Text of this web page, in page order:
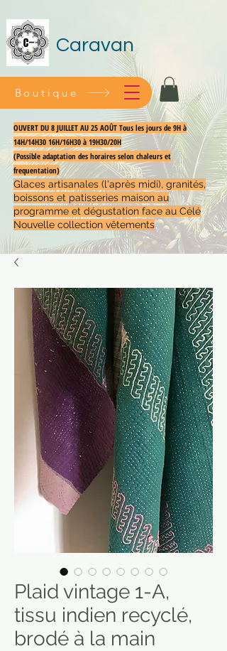
Caravan
OUVERT DU 8 JUILLET AU 25 AOÛT Tous les jours de 9H à
14H/14H30 16H/16H30 à 19H30/20H
(Possible adaptation des horaires selon chaleurs et
frequentation)
Glaces artisanales (l'après midi), granités,
boissons et patisseries maison au
programme et dégustation face au Célé
Nouvelle collection vêtements
Boutique
Plaid vintage 1-A,
tissu indien recyclé,
brodé à la main